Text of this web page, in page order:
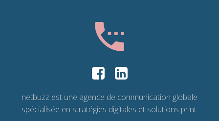
netbuzz est une agence de communication globale
spécialisée en stratégies digitales et solutions print.